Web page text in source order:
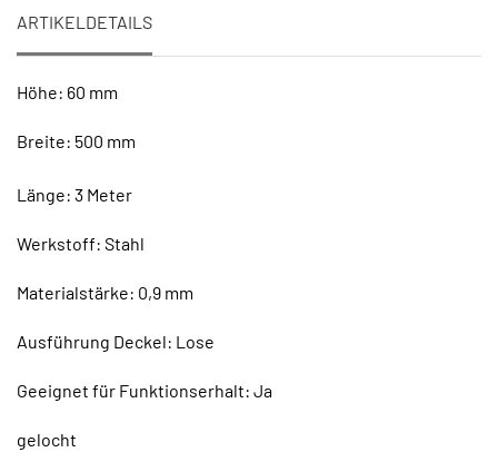
ARTIKELDETAILS
Höhe: 60 mm
Breite: 500 mm
Länge: 3 Meter
Werkstoff: Stahl
Materialstärke: 0,9 mm
Ausführung Deckel: Lose
Geeignet für Funktionserhalt: Ja
gelocht